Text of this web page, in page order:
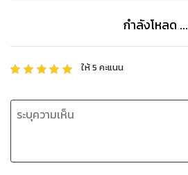
กำลังโหลด ...
ให้5 คะแนน